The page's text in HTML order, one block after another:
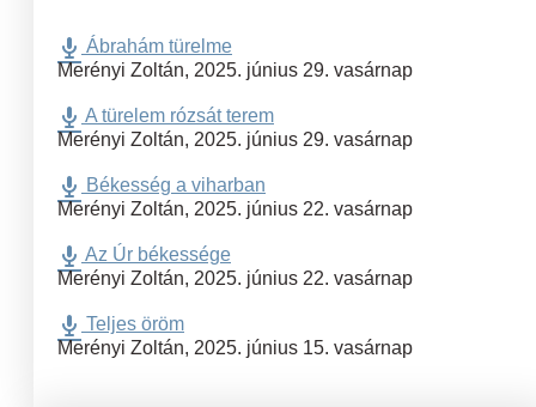
Ábrahám türelme
Merényi Zoltán, 2025. június 29. vasárnap
A türelem rózsát terem
Merényi Zoltán, 2025. június 29. vasárnap
Békesség a viharban
Merényi Zoltán, 2025. június 22. vasárnap
Az Úr békessége
Merényi Zoltán, 2025. június 22. vasárnap
Teljes öröm
Merényi Zoltán, 2025. június 15. vasárnap